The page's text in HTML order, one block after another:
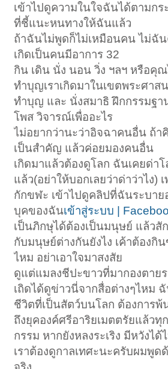
เข้าไปดูความในใจฉันได้ตามก
ที่ชี้แนะหนทางให้ฉันแล้ว
ถ้าฉันไม่พูดก็ไม่เหมือนคน ไม่ฉั
เกิดเป็นคนมีอาการ 32
กิน เดิน นั่ง นอน วิ่ง ฯลฯ หรือคุ
ทำบุญเราเกิดมาในเขตพระศาส
ทำบุญ และ นั่งสมาธิ ฝึกกรรมฐา
โพส วิจารณ์เพื่ออะไร
ไม่อยากว่านะว่าอิจฉาคนอื่น ถ้า
เป็นสำคัญ แล้วค่อยมองคนอื่น
เกิดมาแล้วต้องดูโลก ฉันเคยด่า
แล้ว(อย่าให้บอกเลยว่าด่าว่าไง)
กักขฬะ เข้าไปดูคลิปที่ฉันระบาย
บุคของฉันเข้าสู่ระบบ |
เป็นภิกษุได้ต้องเป็นมนุษย์ แล้ว
กับมนุษย์ต่างกันยังไง เค้าต้องกิ
ไหม อย่าเอาใจมาสงสัย
ดูแต่แมลงชีปะขาวที่มากองตาย
เถิดได้ดูข่าวนี่จากสื่อต่างๆไหม
ชีวิตที่เป็นสัตว์บนโลก ต้องการ
ถึงยุคองค์ศรีอาริยเมตตรัยแล้วทุ
กรรม หากยังหลงระเริง มีหวังได้
เราต้องดูกาลเทศะนะครับผมพูด